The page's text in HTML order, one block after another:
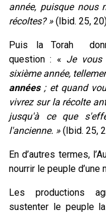
année, puisque nous
récoltes? » (Ibid. 25,
Puis la Torah
question : « Je vous
sixième année,
années ; et quand
vivrez sur la récolte
jusqu'à ce que
l'ancienne. » (Ibid. 25,
En d’autres termes,
nourrir le peuple
Les productions
sustenter le peuple